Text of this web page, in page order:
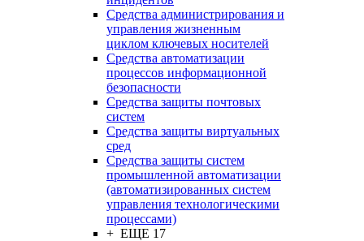
Средства администрирования и
управления жизненным
циклом ключевых носителей
Средства автоматизации
процессов информационной
безопасности
Средства защиты почтовых
систем
Средства защиты виртуальных
сред
Средства защиты систем
промышленной автоматизации
(автоматизированных систем
управления технологическими
процессами)
+ ЕЩЕ 17